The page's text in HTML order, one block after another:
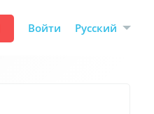
Войти Русский